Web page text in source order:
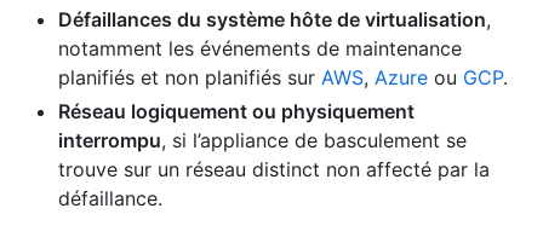
Défaillances du système hôte de virtualisation,
notamment les événements de maintenance
planifiés et non planifiés sur AWS, Azure ou GCP.
Réseau logiquement ou physiquement
interrompu, si l’appliance de basculement se
trouve sur un réseau distinct non affecté par la
défaillance.